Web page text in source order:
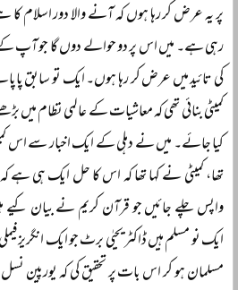
پر یہ عرض کر رہا ہوں کہ آنے والا دور اسلام کا
رہی ہے۔ میں اس پر دو حوالے دوں گا جو آپ کے
کی تائید میں عرض کر رہا ہوں۔ ایک تو سابق
کمیٹی بنائی تھی کہ معاشیات کے عالمی نظام
کیا جائے۔ میں نے دہلی کے ایک اخبار سے اس
تھا، کمیٹی نے کہا تھا کہ اس کا حل ایک ہی
واپس چلے جائیں جو قرآن کریم نے بیان کیے
ایک نو مسلم ہیں ڈاکٹر یحیٰی برٹ جو ایک انگریز
مسلمان ہو کر اس بات پر تحقیق کی کہ یورپین